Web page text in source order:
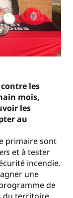
les
mois,
les
au
primaire sont
et à tester
incendie.
une
de